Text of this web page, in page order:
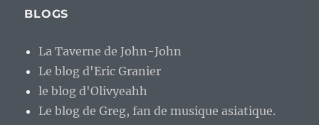
BLOGS
La Taverne de John-John
Le blog d'Eric Granier
le blog d'Olivyeahh
Le blog de Greg, fan de musique asiatique.